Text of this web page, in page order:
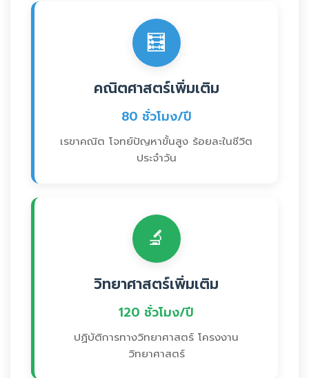
🧮
คณิตศาสตร์เพิ่มเติม
80 ชั่วโมง/ปี
เรขาคณิต โจทย์ปัญหาขั้นสูง ร้อยละในชีวิต
ประจำวัน
🔬
วิทยาศาสตร์เพิ่มเติม
120 ชั่วโมง/ปี
ปฏิบัติการทางวิทยาศาสตร์ โครงงาน
วิทยาศาสตร์